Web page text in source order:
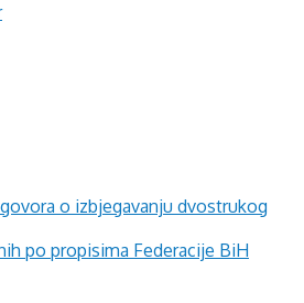
o izbjegavanju dvostrukog
po propisima Federacije BiH